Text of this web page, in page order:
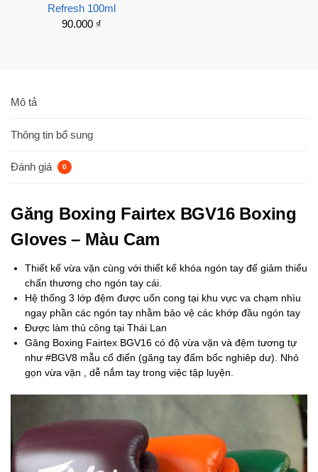
Refresh 100ml
90.000 ₫
Mô tả
Thông tin bổ sung
Đánh giá 0
Găng Boxing Fairtex BGV16 Boxing
Gloves – Màu Cam
Thiết kế vừa vặn cùng với thiết kế khóa ngón tay để giảm thiểu
chấn thương cho ngón tay cái.
Hệ thống 3 lớp đệm được uốn cong tại khu vực va chạm nhìu
ngay phần các ngón tay nhằm bảo vệ các khớp đầu ngón tay
Được làm thủ công tại Thái Lan
Găng Boxing Fairtex BGV16 có độ vừa vặn và đệm tương tự
như #BGV8 mẫu cổ điển (găng tay đấm bốc nghiêp dư). Nhỏ
gọn vừa vặn , dễ nắm tay trong việc tập luyện.